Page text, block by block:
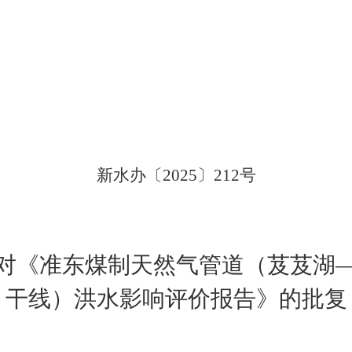
新水办〔2025〕 212号
《准东煤制天然气管道（芨芨湖
干线）洪水影响评价报告》 的批复